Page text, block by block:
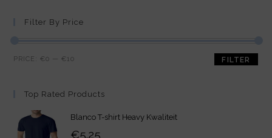
Filter By Price
FILTER
PRICE:€0 —€10
Top Rated Products
Blanco T-shirt Heavy Kwaliteit
€5.25